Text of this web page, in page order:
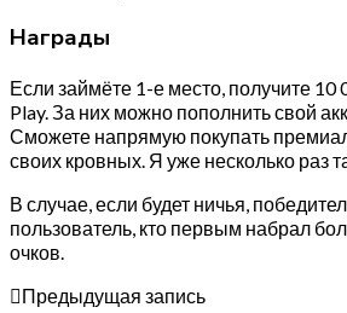
Награды
Если займёте 1-е место, получите 10
Play. За них можно пополнить свой
Сможете напрямую покупать
своих кровных. Я уже несколько раз
В случае, если будет ничья,
пользователь, кто первым набрал
очков.
Предыдущая запись